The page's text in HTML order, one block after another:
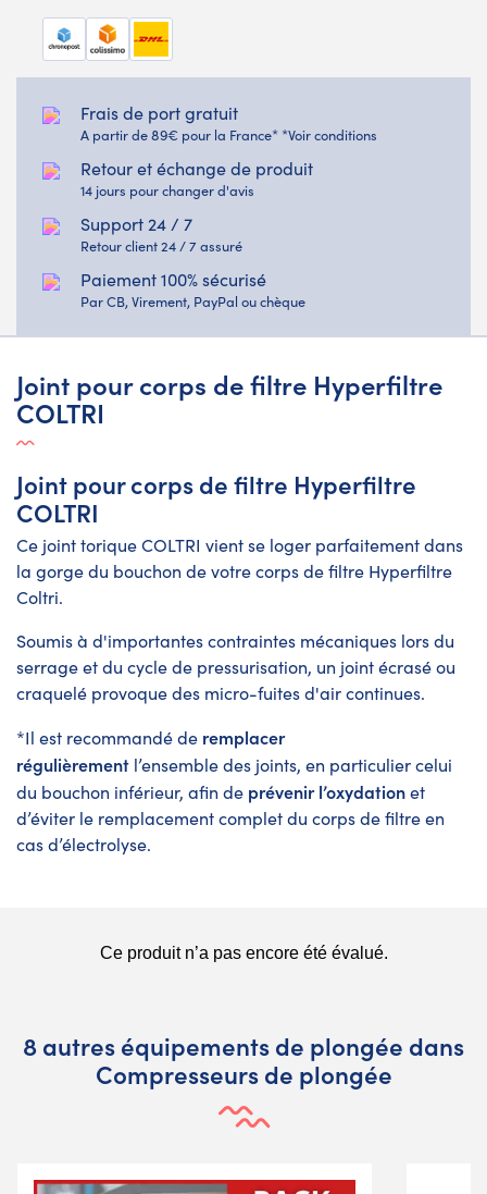
Frais de port gratuit
A partir de 89€ pour la France* *Voir conditions
Retour et échange de produit
14 jours pour changer d'avis
Support 24 / 7
Retour client 24 / 7 assuré
Paiement 100% sécurisé
Par CB, Virement, PayPal ou chèque
Joint pour corps de filtre Hyperfiltre
COLTRI
Joint pour corps de filtre Hyperfiltre
COLTRI
Ce joint torique COLTRI vient se loger parfaitement dans
la gorge du bouchon de votre corps de filtre Hyperfiltre
Coltri.
Soumis à d'importantes contraintes mécaniques lors du
serrage et du cycle de pressurisation, un joint écrasé ou
craquelé provoque des micro-fuites d'air continues.
*Il est recommandé de remplacer
régulièrement l’ensemble des joints, en particulier celui
du bouchon inférieur, afin de prévenir l’oxydationet
d’éviter le remplacement complet du corps de filtre en
cas d’électrolyse.
8 autres équipements de plongée dans
Compresseurs de plongée